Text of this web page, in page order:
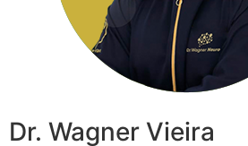
Dr. Wagner Vieira